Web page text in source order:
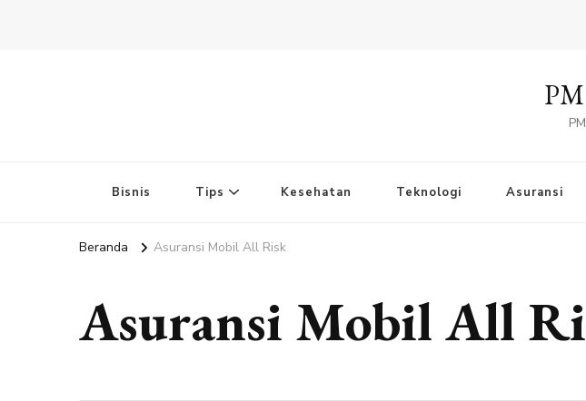
Bisnis Tips Kesehatan Teknologi Asuransi
Beranda Asuransi Mobil All Risk
Asuransi Mobil All